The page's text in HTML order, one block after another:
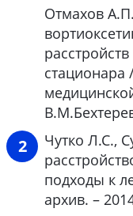
Отмахов
стационара
Чутко Л.С.,
подходы к
архив. –